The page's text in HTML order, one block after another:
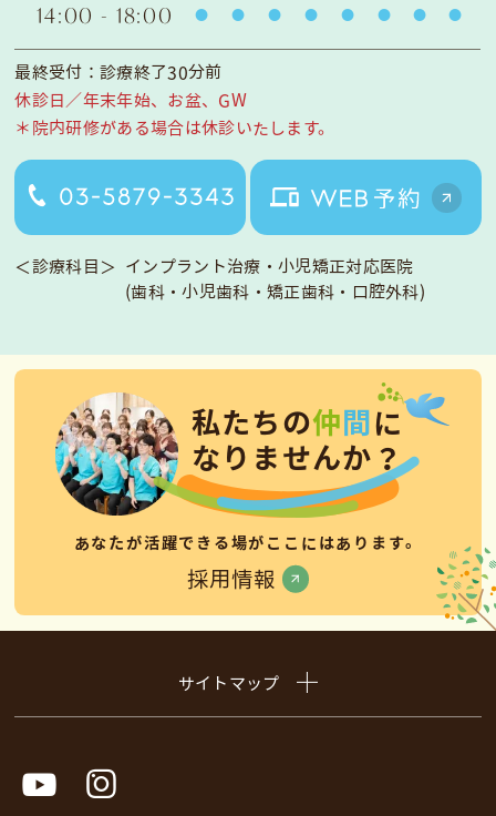
14:00 - 18:00
最終受付：診療終了30分前
休診日／年末年始、お盆、GW
＊院内研修がある場合は休診いたします。
＜診療科目＞
インプラント治療・小児矯正対応医院
(歯科・小児歯科・矯正歯科・口腔外科)
あなたが活躍できる場がここにはあります。
私たち の仲 間 に
な り ま せんか ？
採用情報
サイトマップ